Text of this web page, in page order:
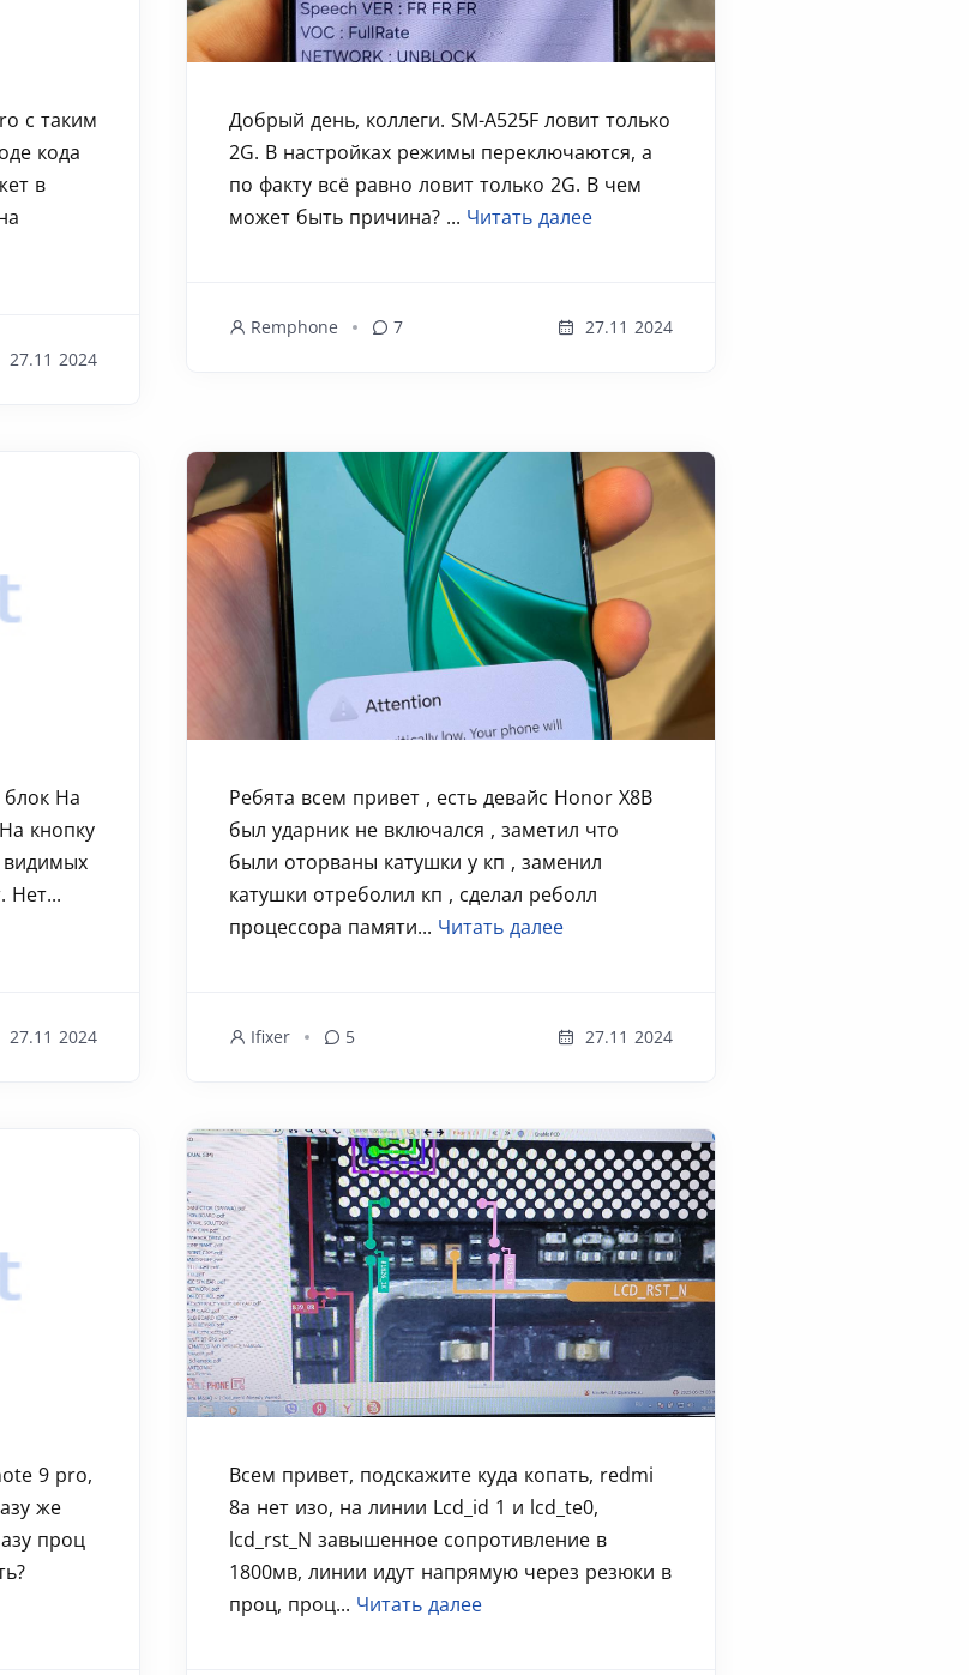
с таким
кода
в
27.11 2024
Добрый день, коллеги. SM-A525F ловит только
2G. В настройках режимы переключаются, а
по факту всë равно ловит только 2G. В чем
может быть причина? ... Читать далее
Remphone 7 27.11 2024
На
кнопку
видимых
Нет...
27.11 2024
Ребята всем привет , есть девайс Honor X8B
был ударник не включался , заметил что
были оторваны катушки у кп , заменил
катушки отреболил кп , сделал реболл
процессора памяти... Читать далее
Ifixer 5 27.11 2024
9 pro,
же
проц
Всем привет, подскажите куда копать, redmi
8a нет изо, на линии Lcd_id 1 и lcd_te0,
lcd_rst_N завышенное сопротивление в
1800мв, линии идут напрямую через резюки в
проц, проц... Читать далее